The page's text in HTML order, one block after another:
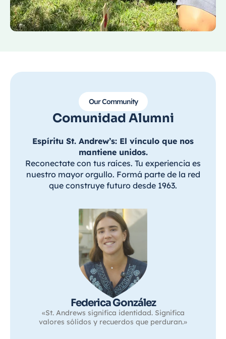
Our Community
Comunidad Alumni
Espíritu St. Andrew’s: El vínculo que nos
mantiene unidos.
Reconectate con tus raíces. Tu experiencia es
nuestro mayor orgullo. Formá parte de la red
que construye futuro desde 1963.
Federica González
«St. Andrews significa identidad. Significa
valores sólidos y recuerdos que perduran.»